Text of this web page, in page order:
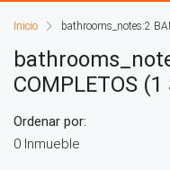
Inicio bathrooms_notes:2
COMPLETOS (1
0 Inmueble
Ordenar por: